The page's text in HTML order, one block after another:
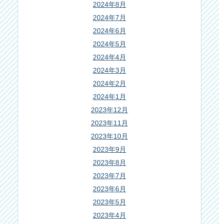
2024年8月
2024年7月
2024年6月
2024年5月
2024年4月
2024年3月
2024年2月
2024年1月
2023年12月
2023年11月
2023年10月
2023年9月
2023年8月
2023年7月
2023年6月
2023年5月
2023年4月